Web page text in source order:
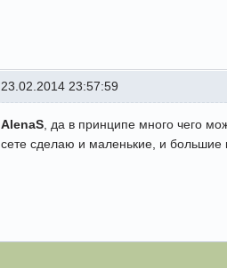
23.02.2014 23:57:59
AlenaS, да в принципе много чего
сете сделаю и маленькие, и большие